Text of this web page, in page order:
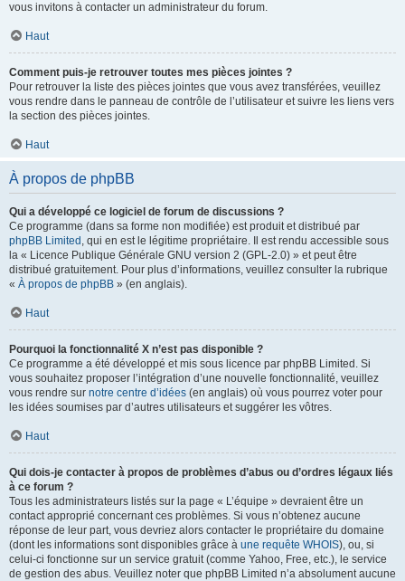
vous invitons à contacter un administrateur du forum.
Haut
Comment puis-je retrouver toutes mes pièces jointes ?
Pour retrouver la liste des pièces jointes que vous avez transférées, veuillez
vous rendre dans le panneau de contrôle de l’utilisateur et suivre les liens vers
la section des pièces jointes.
Haut
À propos de phpBB
Qui a développé ce logiciel de forum de discussions ?
Ce programme (dans sa forme non modifiée) est produit et distribué par
phpBB Limited , qui en est le légitime propriétaire. Il est rendu accessible sous
la « Licence Publique Générale GNU version 2 (GPL-2.0) » et peut être
distribué gratuitement. Pour plus d’informations, veuillez consulter la rubrique
« À propos de phpBB » (en anglais).
Haut
Pourquoi la fonctionnalité X n’est pas disponible ?
Ce programme a été développé et mis sous licence par phpBB Limited. Si
vous souhaitez proposer l’intégration d’une nouvelle fonctionnalité, veuillez
vous rendre sur notre centre d’idées (en anglais) où vous pourrez voter pour
les idées soumises par d’autres utilisateurs et suggérer les vôtres.
Haut
Qui dois-je contacter à propos de problèmes d’abus ou d’ordres légaux liés
à ce forum ?
Tous les administrateurs listés sur la page « L’équipe » devraient être un
contact approprié concernant ces problèmes. Si vous n’obtenez aucune
réponse de leur part, vous devriez alors contacter le propriétaire du domaine
(dont les informations sont disponibles grâce à une requête WHOIS), ou, si
celui-ci fonctionne sur un service gratuit (comme Yahoo, Free, etc.), le service
de gestion des abus. Veuillez noter que phpBB Limited n’a absolument aucune